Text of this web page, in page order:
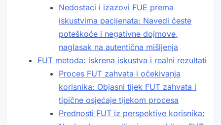
Nedostaci i izazovi FUE prema
iskustvima pacijenata: Navedi česte
poteškoće i negativne dojmove,
naglasak na autentična mišljenja
FUT metoda: iskrena iskustva i realni rezultati
Proces FUT zahvata i očekivanja
korisnika: Objasni tijek FUT zahvata i
tipične osjećaje tijekom procesa
Prednosti FUT iz perspektive korisnika: